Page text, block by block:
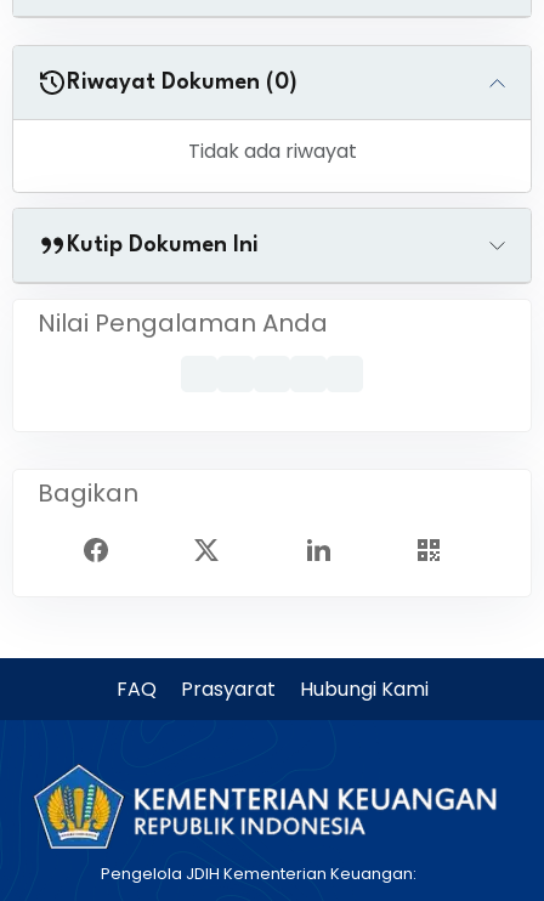
Riwayat Dokumen (0)
Tidak ada riwayat
Kutip Dokumen Ini
Nilai Pengalaman Anda
Bagikan
FAQ Prasyarat Hubungi Kami
Pengelola JDIH Kementerian Keuangan: